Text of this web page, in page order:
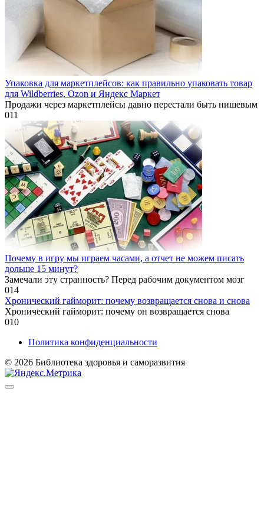
Упаковка для маркетплейсов: как правильно упаковать товар
для Wildberries, Ozon и Яндекс Маркет
Продажи через маркетплейсы давно перестали быть нишевым
011
Почему в игру мы играем часами, а отчет не можем писать
дольше 15 минут?
Замечали эту странность? Перед рабочим документом мозг
014
Хронический гайморит: почему возвращается снова и снова
Хронический гайморит: почему он возвращается снова
010
Политика конфиденциальности
© 2026 Библиотека здоровья и саморазвития